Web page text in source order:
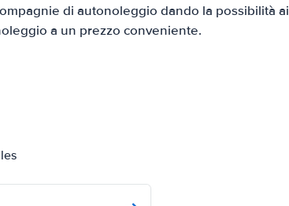
di autonoleggio dando la possibilità ai
a un prezzo conveniente.